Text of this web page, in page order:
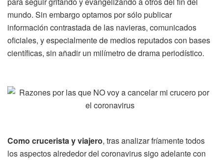
mundo. Sin embargo optamos por sólo publicar
información contrastada de las navieras, comunicados
oficiales, y especialmente de medios reputados con bases
científicas, sin añadir un milímetro de drama periodístico.
Como crucerista y viajero, tras analizar fríamente todos
los aspectos alrededor del coronavirus sigo adelante con